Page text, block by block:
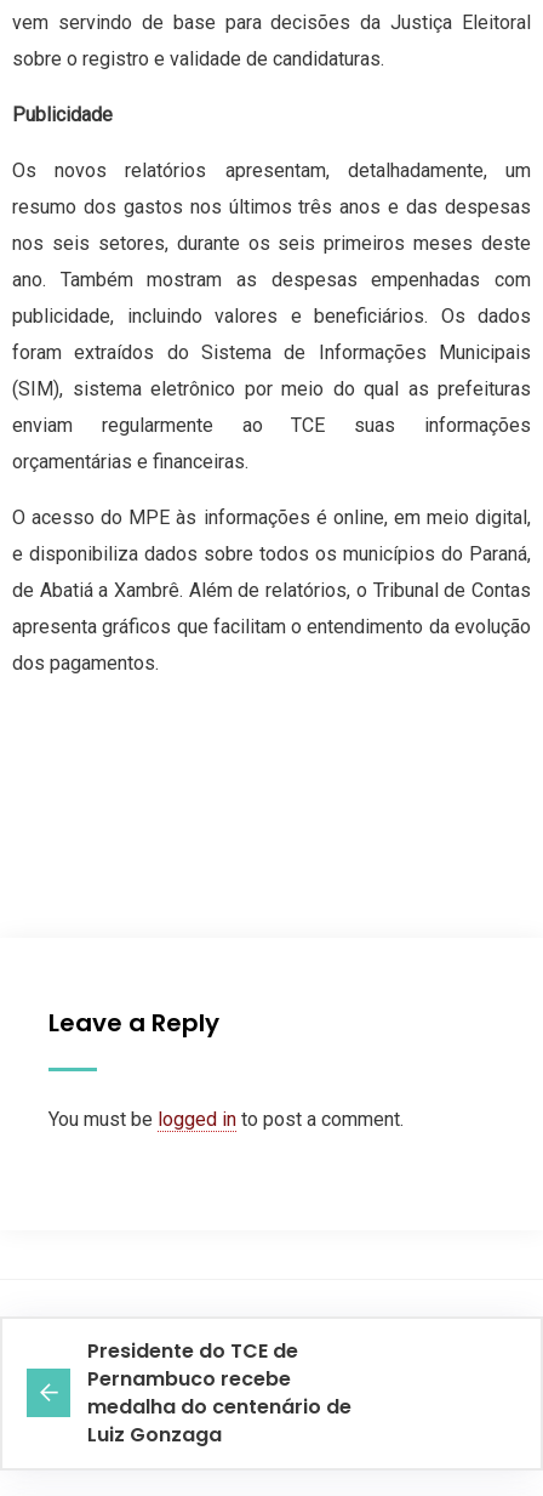
vem servindo de base para decisões da Justiça Eleitoral
sobre o registro e validade de candidaturas.
Publicidade
Os novos relatórios apresentam, detalhadamente, um
resumo dos gastos nos últimos três anos e das despesas
nos seis setores, durante os seis primeiros meses deste
ano. Também mostram as despesas empenhadas com
publicidade, incluindo valores e beneficiários. Os dados
foram extraídos do Sistema de Informações Municipais
(SIM), sistema eletrônico por meio do qual as prefeituras
enviam regularmente ao TCE suas informações
orçamentárias e financeiras.
O acesso do MPE às informações é online, em meio digital,
e disponibiliza dados sobre todos os municípios do Paraná,
de Abatiá a Xambrê. Além de relatórios, o Tribunal de Contas
apresenta gráficos que facilitam o entendimento da evolução
dos pagamentos.
Leave a Reply
You must be logged in to post a comment.
Presidente do TCE de
Pernambuco recebe
medalha do centenário de
Luiz Gonzaga